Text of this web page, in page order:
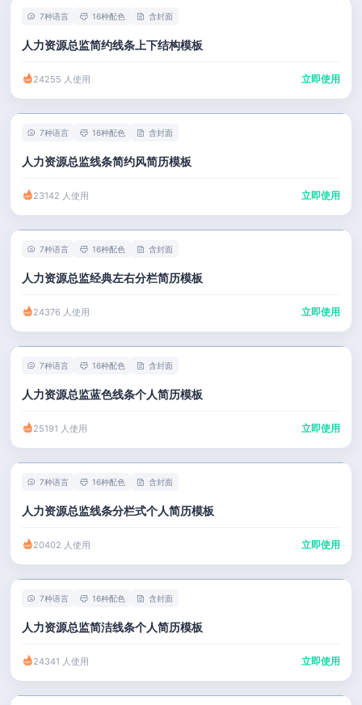
7种语言 16种配色 含封面
人力资源总监简约线条上下结构模板
24255 人使用 立即使用
7种语言 16种配色 含封面
人力资源总监线条简约风简历模板
23142 人使用 立即使用
7种语言 16种配色 含封面
人力资源总监经典左右分栏简历模板
24376 人使用 立即使用
7种语言 16种配色 含封面
人力资源总监蓝色线条个人简历模板
25191 人使用 立即使用
7种语言 16种配色 含封面
人力资源总监线条分栏式个人简历模板
20402 人使用 立即使用
7种语言 16种配色 含封面
人力资源总监简洁线条个人简历模板
24341 人使用 立即使用